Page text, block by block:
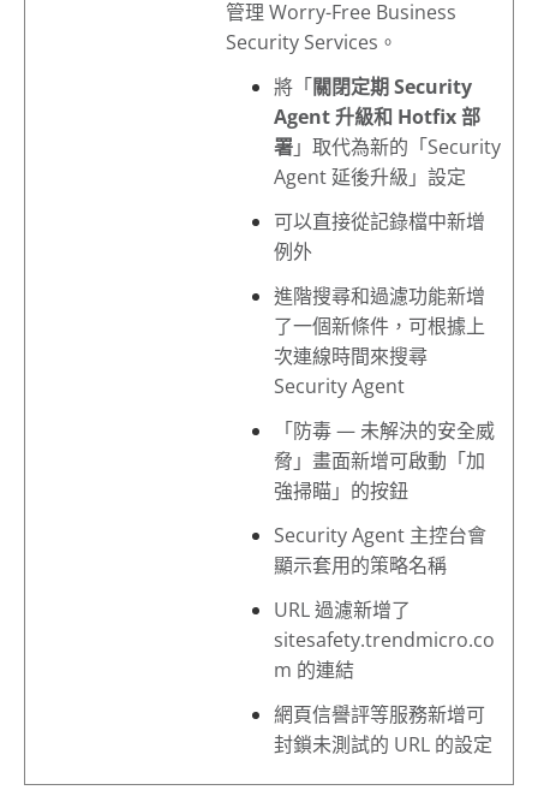
管理 Worry-Free Business
Security Services 。
將「關閉定期 Security
Agent 升級和 Hotfix 部
署」取代為新的「Security
Agent 延後升級」設定
可以直接從記錄檔中新增
例外
進階搜尋和過濾功能新增
了一個新條件，可根據上
次連線時間來搜尋
Security Agent
「防毒 — 未解決的安全威
脅 」畫面新增可啟動「加
強掃瞄」的按鈕
Security Agent 主控台會
顯示套用的策略名稱
URL 過濾新增了
sitesafety.trendmicro.co
m 的連結
網頁信譽評等服務新增可
封鎖未測試的 URL 的設定